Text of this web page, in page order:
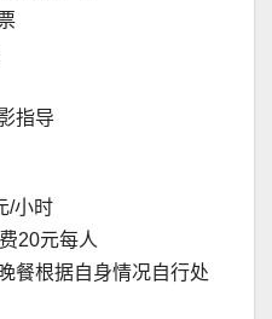
指导
/小时
20元每人
餐根据自身情况自行处